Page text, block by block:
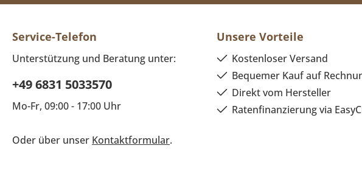
Service-Telefon
Unterstützung und Beratung unter:
+49 6831 5033570
Mo-Fr, 09:00 - 17:00 Uhr
Oder über unser Kontaktformular.
Unsere Vorteile
Kostenloser Versand
Bequemer Kauf auf
Direkt vom Hersteller
Ratenfinanzierung via